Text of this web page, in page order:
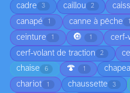
cadre 3 caillou 2
canapé 1 canne à pêche 1
ceinture 1 🔘 1 cerf-
cerf-volant de traction 2
chaise 6 🍄 1
chariot 1 chaussette 3